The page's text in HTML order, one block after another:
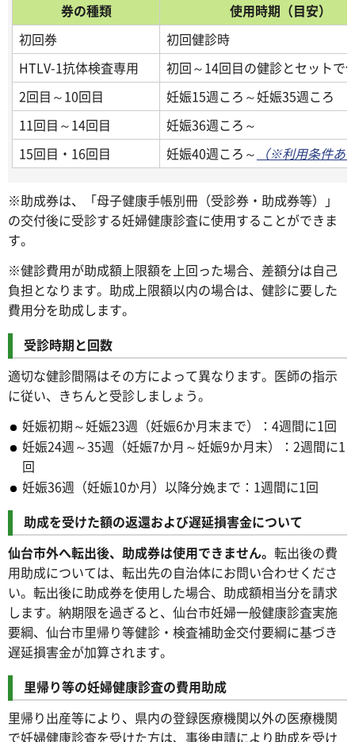
券の種類
使用時期（目安）
初回券
初回健診時
HTLV-1抗体検査専用
初回～14回目の健診とセットで
2回目～10回目
妊娠15週ころ～妊娠35週ころ
11回目～14回目
妊娠36週ころ～
15回目・16回目
妊娠40週ころ～ （※利用条件あ
※助成券は、「母子健康手帳別冊（受診券・助成券等）」
の交付後に受診する妊婦健康診査に使用することができま
す。
※健診費用が助成額上限額を上回った場合、差額分は自己
負担となります。助成上限額以内の場合は、健診に要した
費用分を助成します。
受診時期と回数
適切な健診間隔はその方によって異なります。医師の指示
に従い、きちんと受診しましょう。
妊娠初期～妊娠23週（妊娠6か月末まで）：4週間に1回
妊娠24週～35週（妊娠7か月～妊娠9か月末）：2週間に1
回
妊娠36週（妊娠10か月）以降分娩まで：1週間に1回
助成を受けた額の返還および遅延損害金について
仙台市外へ転出後、助成券は使用できません。 転出後の費
用助成については、転出先の自治体にお問い合わせくださ
い。転出後に助成券を使用した場合、助成額相当分を請求
します。納期限を過ぎると、仙台市妊婦一般健康診査実施
要綱、仙台市里帰り等健診・検査補助金交付要綱に基づき
遅延損害金が加算されます。
里帰り等の妊婦健康診査の費用助成
里帰り出産等により、県内の登録医療機関以外の医療機関
で妊婦健康診査を受けた方は、事後申請により助成を受け